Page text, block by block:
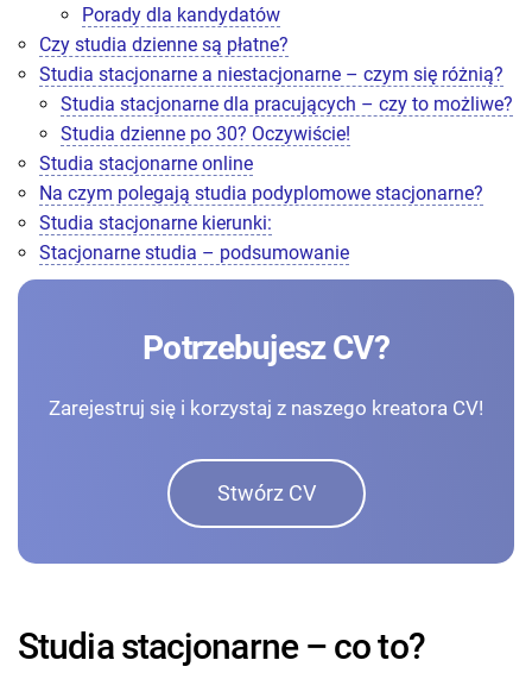
Porady dla kandydatów
Czy studia dzienne są płatne?
Studia stacjonarne a niestacjonarne – czym się różnią?
Studia stacjonarne dla pracujących – czy to możliwe?
Studia dzienne po 30? Oczywiście!
Studia stacjonarne online
Na czym polegają studia podyplomowe stacjonarne?
Studia stacjonarne kierunki:
Stacjonarne studia – podsumowanie
Potrzebujesz CV?
Zarejestruj się i korzystaj z naszego kreatora CV!
Stwórz CV
Studia stacjonarne – co to?